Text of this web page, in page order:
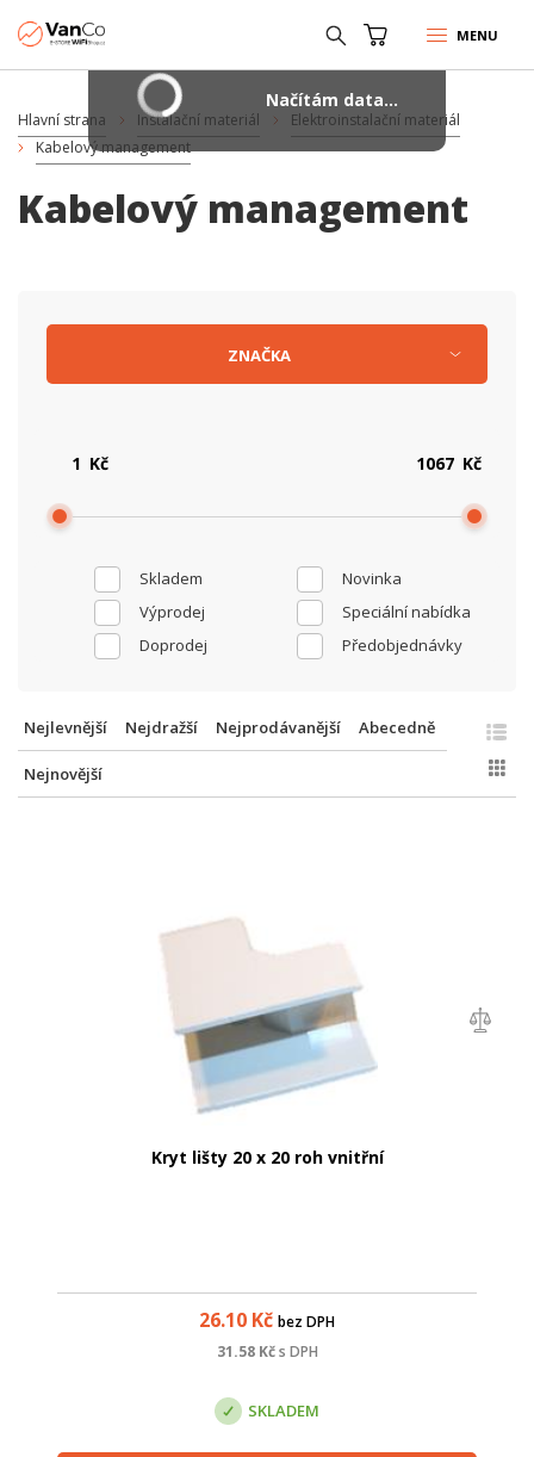
MENU
Hlavní strana Instalační materiál
Elektroinstalační materiál
Kabelový management
Kabelový management
Skladem
Novinka
Výprodej
Speciální nabídka
Doprodej
Předobjednávky
Kč Kč
ZNAČKA
Nejlevnější Nejdražší Nejprodávanější Abecedně
Nejnovější
Kryt lišty 20 x 20 roh vnitřní
26.10 Kč bez DPH
31.58Kč s DPH
SKLADEM
Načítám data...